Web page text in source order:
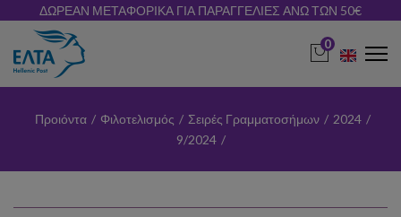
ΔΩΡΕΑΝ ΜΕΤΑΦΟΡΙΚΑ ΓΙΑ ΠΑΡΑΓΓΕΛΙΕΣ ΑΝΩ ΤΩΝ 50€
0
Προιόντα / Φιλοτελισμός / Σειρές Γραμματοσήμων / 2024 /
9/2024 /